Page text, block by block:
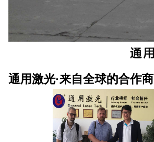
通用激光·来自全球的合作商